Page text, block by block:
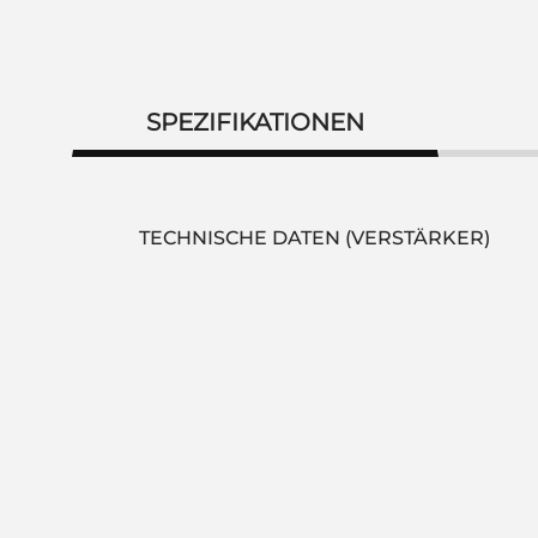
SPEZIFIKATIONEN
TECHNISCHE DATEN (VERSTÄRKER)